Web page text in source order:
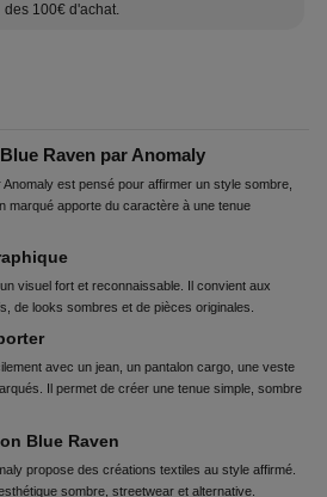
des 100€ d'achat.
Raven par Anomaly
Anomaly est pensé pour affirmer un style sombre,
marqué apporte du caractère à une tenue
visuel fort et reconnaissable. Il convient aux
de looks sombres et de pièces originales.
avec un jean, un pantalon cargo, une veste
Il permet de créer une tenue simple, sombre
Blue Raven
propose des créations textiles au style affirmé.
sombre, streetwear et alternative.